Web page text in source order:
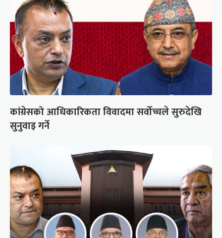
कांग्रेसको आधिकारिकता विवादमा सर्वोच्चले सुरुदेखि
सुनुवाइ गर्ने